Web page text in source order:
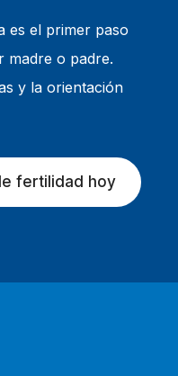
es el primer paso
madre o padre.
y la orientación
fertilidad hoy